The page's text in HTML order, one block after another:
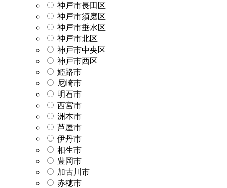
神戸市長田区
神戸市須磨区
神戸市垂水区
神戸市北区
神戸市中央区
神戸市西区
姫路市
尼崎市
明石市
西宮市
洲本市
芦屋市
伊丹市
相生市
豊岡市
加古川市
赤穂市